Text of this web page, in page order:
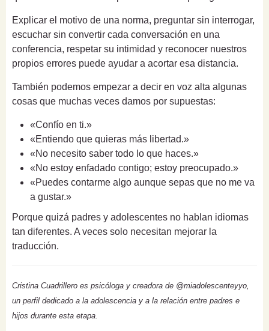
Explicar el motivo de una norma, preguntar sin interrogar,
escuchar sin convertir cada conversación en una
conferencia, respetar su intimidad y reconocer nuestros
propios errores puede ayudar a acortar esa distancia.
También podemos empezar a decir en voz alta algunas
cosas que muchas veces damos por supuestas:
«Confío en ti.»
«Entiendo que quieras más libertad.»
«No necesito saber todo lo que haces.»
«No estoy enfadado contigo; estoy preocupado.»
«Puedes contarme algo aunque sepas que no me va
a gustar.»
Porque quizá padres y adolescentes no hablan idiomas
tan diferentes. A veces solo necesitan mejorar la
traducción.
Cristina Cuadrillero es psicóloga y creadora de @miadolescenteyyo,
un perfil dedicado a la adolescencia y a la relación entre padres e
hijos durante esta etapa.